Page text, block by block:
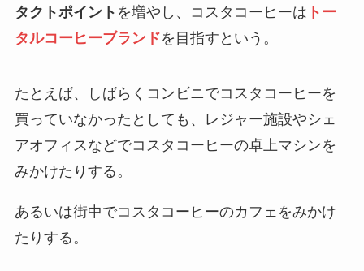
タクトポイント を増やし、コスタコーヒーは トー
タルコーヒーブランドを目指すという。
たとえば、しばらくコンビニでコスタコーヒーを
買っていなかったとしても、レジャー施設やシェ
アオフィスなどでコスタコーヒーの卓上マシンを
みかけたりする。
あるいは街中でコスタコーヒーのカフェをみかけ
たりする。